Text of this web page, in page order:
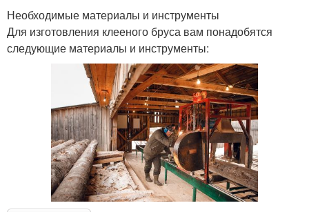
Необходимые материалы и инструменты
Для изготовления клееного бруса вам понадобятся
следующие материалы и инструменты: